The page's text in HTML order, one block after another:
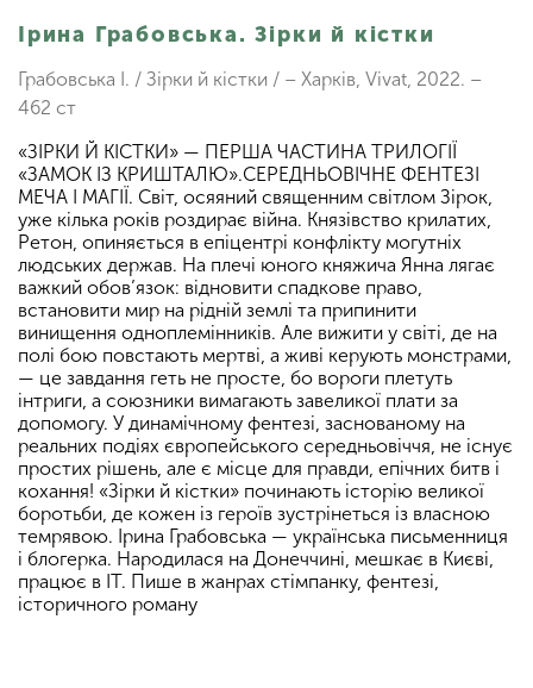
Ірина Грабовська. Зірки й кістки
Грабовська І. / Зірки й кістки / – Харків, Vivat, 2022. –
462 ст
«ЗІРКИ Й КІСТКИ» — ПЕРША ЧАСТИНА ТРИЛОГІЇ
«ЗАМОК ІЗ КРИШТАЛЮ».СЕРЕДНЬОВІЧНЕ ФЕНТЕЗІ
МЕЧА І МАГІЇ. Світ, осяяний священним світлом Зірок,
уже кілька років роздирає війна. Князівство крилатих,
Ретон, опиняється в епіцентрі конфлікту могутніх
людських держав. На плечі юного княжича Янна лягає
важкий обов’язок: відновити спадкове право,
встановити мир на рідній землі та припинити
винищення одноплемінників. Але вижити у світі, де на
полі бою повстають мертві, а живі керують монстрами,
— це завдання геть не просте, бо вороги плетуть
інтриги, а союзники вимагають завеликої плати за
допомогу. У динамічному фентезі, заснованому на
реальних подіях європейського середньовіччя, не існує
простих рішень, але є місце для правди, епічних битв і
кохання! «Зірки й кістки» починають історію великої
боротьби, де кожен із героїв зустрінеться із власною
темрявою. Ірина Грабовська — українська письменниця
і блогерка. Народилася на Донеччині, мешкає в Києві,
працює в IT. Пише в жанрах стімпанку, фентезі,
історичного роману